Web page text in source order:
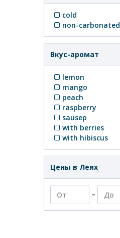
cold
non-carbonated
Вкус-аромат
lemon
mango
peach
raspberry
sausep
with berries
with hibiscus
Цены в Леях
–